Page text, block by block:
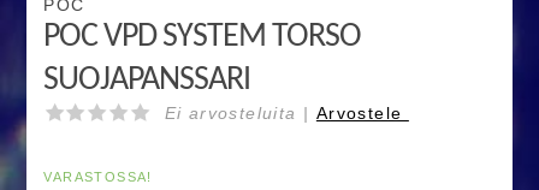
POC
POC VPD SYSTEM TORSO
SUOJAPANSSARI
Ei arvosteluita | Arvostele
VARASTOSSA!